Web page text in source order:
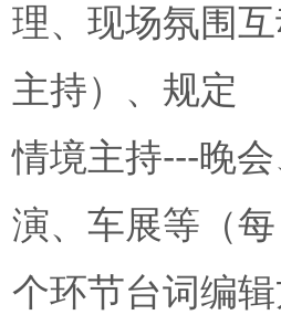
理、现场氛围
主持）、规定
情境主持---晚
演、车展等（每
个环节台词编